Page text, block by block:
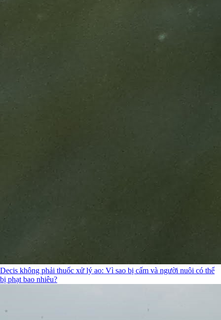
Decis không phải thuốc xử lý ao: Vì sao bị cấm và người nuôi có thể
bị phạt bao nhiêu?